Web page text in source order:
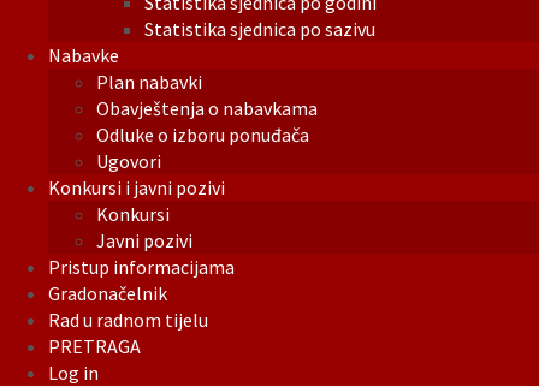
Statistika sjednica po sazivu
Nabavke
Plan nabavki
Obavještenja o nabavkama
Odluke o izboru ponuđača
Ugovori
Konkursi i javni pozivi
Konkursi
Javni pozivi
Pristup informacijama
Gradonačelnik
Rad u radnom tijelu
PRETRAGA
Log in